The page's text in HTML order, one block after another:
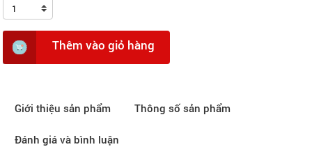
1
Thêm vào giỏ hàng
Giới thiệu sản phẩm Thông số sản phẩm
Đánh giá và bình luận